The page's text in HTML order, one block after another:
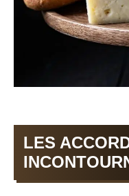
LES